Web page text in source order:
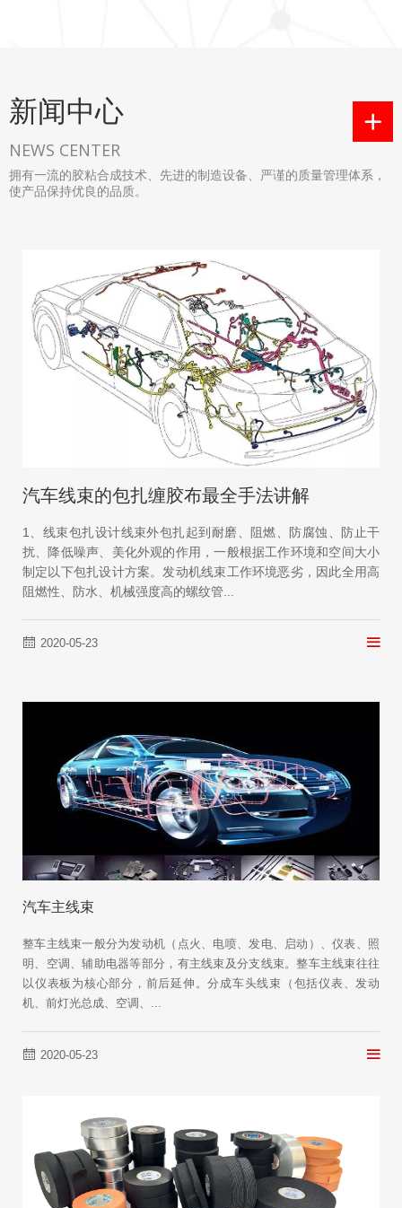
新闻中心
NEWS CENTER
拥有一流的胶粘合成技术、先进的制造设备、严谨的质量管理体系，
使产品保持优良的品质。

汽车线束的包扎缠胶布最全手法讲解
1、线束包扎设计线束外包扎起到耐磨、阻燃、防腐蚀、防止干
扰、降低噪声、美化外观的作用，一般根据工作环境和空间大小
制定以下包扎设计方案。发动机线束工作环境恶劣，因此全用高
阻燃性、防水、机械强度高的螺纹管...
2020-05-23
汽车主线束
整车主线束一般分为发动机（点火、电喷、发电、启动）、仪表、照
明、空调、辅助电器等部分，有主线束及分支线束。整车主线束往往
以仪表板为核心部分，前后延伸。分成车头线束（包括仪表、发动
机、前灯光总成、空调、...
2020-05-23